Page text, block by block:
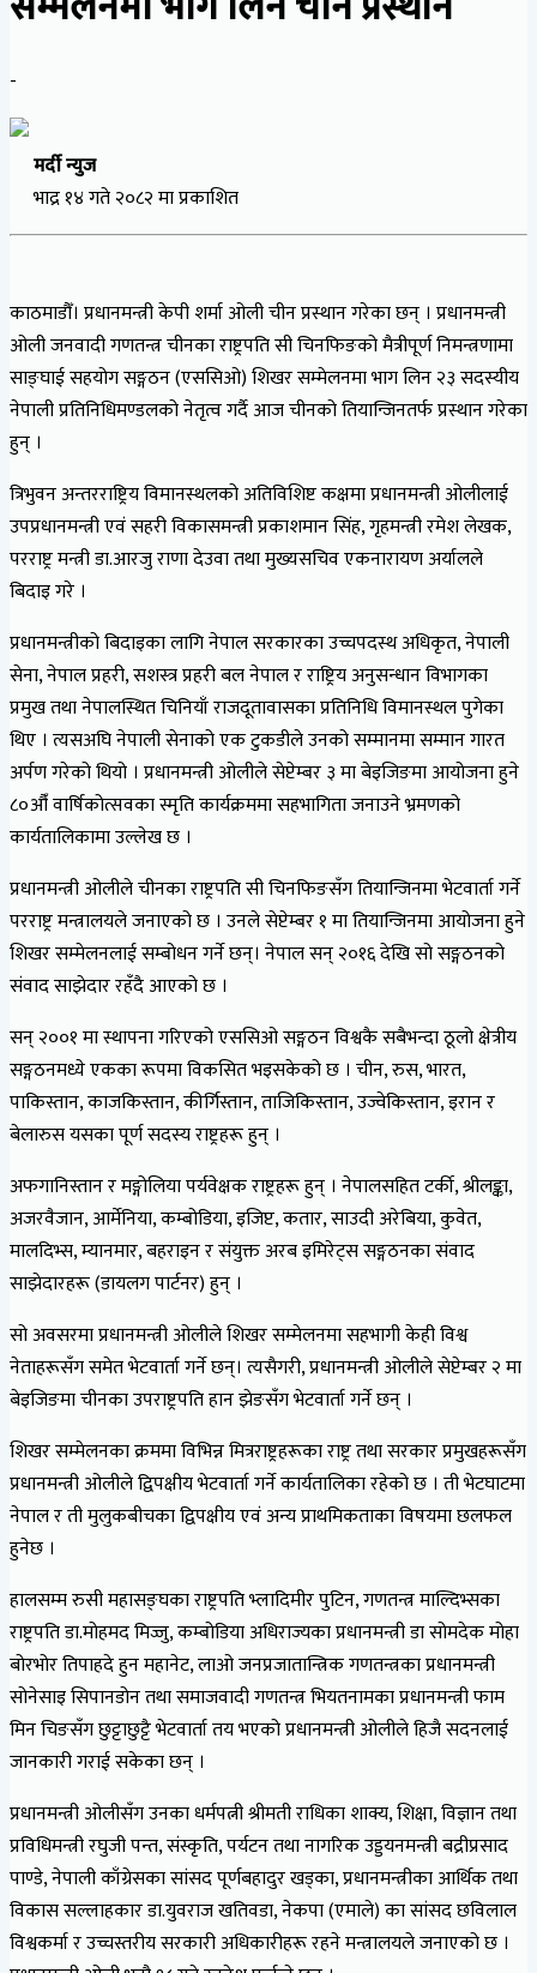
-
मर्दी न्युज
भाद्र १४ गते २०८२ मा प्रकाशित
काठमाडौँ। प्रधानमन्त्री केपी शर्मा ओली चीन प्रस्थान गरेका छन् । प्रधानमन्त्री
ओली जनवादी गणतन्त्र चीनका राष्ट्रपति सी चिनफिङको मैत्रीपूर्ण निमन्त्रणामा
साङ्घाई सहयोग सङ्गठन (एससिओ) शिखर सम्मेलनमा भाग लिन २३ सदस्यीय
नेपाली प्रतिनिधिमण्डलको नेतृत्व गर्दै आज चीनको तियान्जिनतर्फ प्रस्थान गरेका
हुन् ।
त्रिभुवन अन्तरराष्ट्रिय विमानस्थलको अतिविशिष्ट कक्षमा प्रधानमन्त्री ओलीलाई
उपप्रधानमन्त्री एवं सहरी विकासमन्त्री प्रकाशमान सिंह, गृहमन्त्री रमेश लेखक,
परराष्ट्र मन्त्री डा.आरजु राणा देउवा तथा मुख्यसचिव एकनारायण अर्यालले
बिदाइ गरे ।
प्रधानमन्त्रीको बिदाइका लागि नेपाल सरकारका उच्चपदस्थ अधिकृत, नेपाली
सेना, नेपाल प्रहरी, सशस्त्र प्रहरी बल नेपाल र राष्ट्रिय अनुसन्धान विभागका
प्रमुख तथा नेपालस्थित चिनियाँ राजदूतावासका प्रतिनिधि विमानस्थल पुगेका
थिए । त्यसअघि नेपाली सेनाको एक टुकडीले उनको सम्मानमा सम्मान गारत
अर्पण गरेको थियो । प्रधानमन्त्री ओलीले सेप्टेम्बर ३ मा बेइजिङमा आयोजना हुने
८०औँ वार्षिकोत्सवका स्मृति कार्यक्रममा सहभागिता जनाउने भ्रमणको
कार्यतालिकामा उल्लेख छ ।
प्रधानमन्त्री ओलीले चीनका राष्ट्रपति सी चिनफिङसँग तियान्जिनमा भेटवार्ता गर्ने
परराष्ट्र मन्त्रालयले जनाएको छ । उनले सेप्टेम्बर १ मा तियान्जिनमा आयोजना हुने
शिखर सम्मेलनलाई सम्बोधन गर्ने छन्। नेपाल सन् २०१६ देखि सो सङ्गठनको
संवाद साझेदार रहँदै आएको छ ।
सन् २००१ मा स्थापना गरिएको एससिओ सङ्गठन विश्वकै सबैभन्दा ठूलो क्षेत्रीय
सङ्गठनमध्ये एकका रूपमा विकसित भइसकेको छ । चीन, रुस, भारत,
पाकिस्तान, काजकिस्तान, कीर्गिस्तान, ताजिकिस्तान, उज्वेकिस्तान, इरान र
बेलारुस यसका पूर्ण सदस्य राष्ट्रहरू हुन् ।
अफगानिस्तान र मङ्गोलिया पर्यवेक्षक राष्ट्रहरू हुन् । नेपालसहित टर्की, श्रीलङ्का,
अजरवैजान, आर्मेनिया, कम्बोडिया, इजिप्ट, कतार, साउदी अरेबिया, कुवेत,
मालदिभ्स, म्यानमार, बहराइन र संयुक्त अरब इमिरेट्स सङ्गठनका संवाद
साझेदारहरू (डायलग पार्टनर) हुन् ।
सो अवसरमा प्रधानमन्त्री ओलीले शिखर सम्मेलनमा सहभागी केही विश्व
नेताहरूसँग समेत भेटवार्ता गर्ने छन्। त्यसैगरी, प्रधानमन्त्री ओलीले सेप्टेम्बर २ मा
बेइजिङमा चीनका उपराष्ट्रपति हान झेङसँग भेटवार्ता गर्ने छन् ।
शिखर सम्मेलनका क्रममा विभिन्न मित्रराष्ट्रहरूका राष्ट्र तथा सरकार प्रमुखहरूसँग
प्रधानमन्त्री ओलीले द्विपक्षीय भेटवार्ता गर्ने कार्यतालिका रहेको छ । ती भेटघाटमा
नेपाल र ती मुलुकबीचका द्विपक्षीय एवं अन्य प्राथमिकताका विषयमा छलफल
हुनेछ ।
हालसम्म रुसी महासङ्घका राष्ट्रपति भ्लादिमीर पुटिन, गणतन्त्र माल्दिभ्सका
राष्ट्रपति डा.मोहमद मिज्जु, कम्बोडिया अधिराज्यका प्रधानमन्त्री डा सोमदेक मोहा
बोरभोर तिपाहदे हुन महानेट, लाओ जनप्रजातान्त्रिक गणतन्त्रका प्रधानमन्त्री
सोनेसाइ सिपानडोन तथा समाजवादी गणतन्त्र भियतनामका प्रधानमन्त्री फाम
मिन चिङसँग छुट्टाछुट्टै भेटवार्ता तय भएको प्रधानमन्त्री ओलीले हिजै सदनलाई
जानकारी गराई सकेका छन् ।
प्रधानमन्त्री ओलीसँग उनका धर्मपत्नी श्रीमती राधिका शाक्य, शिक्षा, विज्ञान तथा
प्रविधिमन्त्री रघुजी पन्त, संस्कृति, पर्यटन तथा नागरिक उड्डयनमन्त्री बद्रीप्रसाद
पाण्डे, नेपाली काँग्रेसका सांसद पूर्णबहादुर खड्का, प्रधानमन्त्रीका आर्थिक तथा
विकास सल्लाहकार डा.युवराज खतिवडा, नेकपा (एमाले) का सांसद छविलाल
विश्वकर्मा र उच्चस्तरीय सरकारी अधिकारीहरू रहने मन्त्रालयले जनाएको छ ।